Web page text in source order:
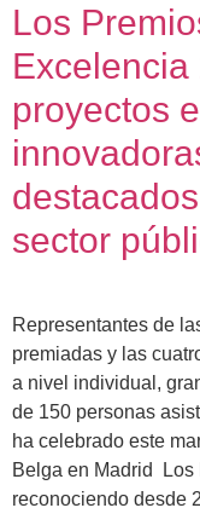
Los
proyectos
sector
Representantes de
premiadas y las
a nivel individual,
de 150 personas
ha celebrado este
Belga en Madrid Los
reconociendo desde